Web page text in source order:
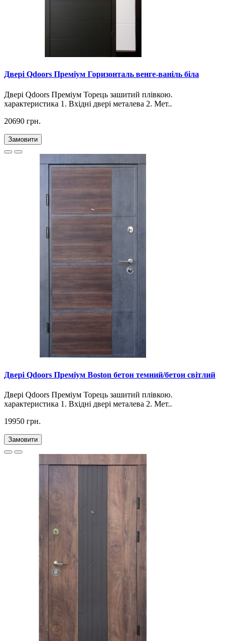
Двері Qdoors Преміум Горизонталь венге-ваніль біла
Двері Qdoors Премiум Торець зашитий плівкою.
характеристика 1. Вхідні двері металева 2. Мет..
20690 грн.
Замовити
Двері Qdoors Преміум Boston бетон темний/бетон світлий
Двері Qdoors Премiум Торець зашитий плівкою.
характеристика 1. Вхідні двері металева 2. Мет..
19950 грн.
Замовити